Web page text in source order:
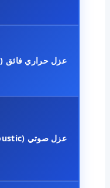
عزل حراري فائق
عزل صوتي (Acoustic) ومانع للتكثف